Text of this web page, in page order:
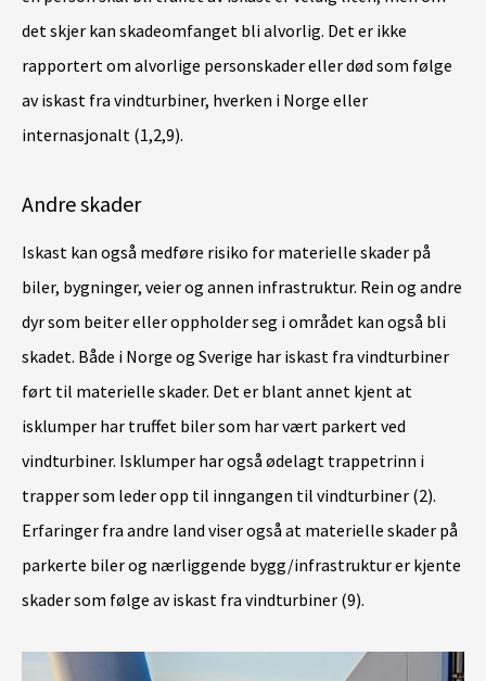
det skjer kan skadeomfanget bli alvorlig. Det er ikke
rapportert om alvorlige personskader eller død som følge
av iskast fra vindturbiner, hverken i Norge eller
internasjonalt (1,2,9).
Andre skader
Iskast kan også medføre risiko for materielle skader på
biler, bygninger, veier og annen infrastruktur. Rein og andre
dyr som beiter eller oppholder seg i området kan også bli
skadet. Både i Norge og Sverige har iskast fra vindturbiner
ført til materielle skader. Det er blant annet kjent at
isklumper har truffet biler som har vært parkert ved
vindturbiner. Isklumper har også ødelagt trappetrinn i
trapper som leder opp til inngangen til vindturbiner (2).
Erfaringer fra andre land viser også at materielle skader på
parkerte biler og nærliggende bygg/infrastruktur er kjente
skader som følge av iskast fra vindturbiner (9).